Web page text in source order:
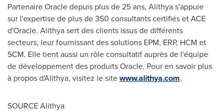
Partenaire Oracle depuis plus de 25 ans, Alithya s'appuie
sur l'expertise de plus de 350 consultants certifiés et ACE
d'Oracle. Alithya sert des clients issus de différents
secteurs, leur fournissant des solutions EPM, ERP, HCM et
SCM. Elle tient aussi un rôle consultatif auprès de l'équipe
de développement des produits Oracle. Pour en savoir plus
à propos d'Alithya, visitez le sitewww.alithya.com.
SOURCE Alithya